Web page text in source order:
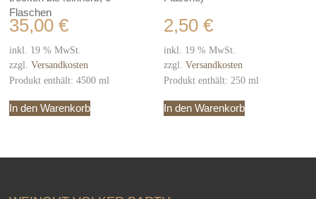
Flaschen
35,00€
inkl. 19 % MwSt.
zzgl.Versandkosten
Produkt enthält: 4500ml
In den Warenkorb
2,50€
inkl. 19 % MwSt.
zzgl.Versandkosten
Produkt enthält: 250ml
In den Warenkorb